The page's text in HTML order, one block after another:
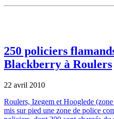
250 policiers
Blackberry à Roulers
22 avril 2010
Roulers, Izegem et Hooglede
mis sur pied une zone de police